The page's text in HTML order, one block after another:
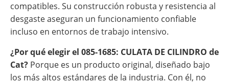
compatibles. Su construcción robusta y resistencia al
desgaste aseguran un funcionamiento confiable
incluso en entornos de trabajo intensivo.
¿Por qué elegir el 085-1685: CULATA DE CILINDRO de
Cat? Porque es un producto original, diseñado bajo
los más altos estándares de la industria. Con él, no